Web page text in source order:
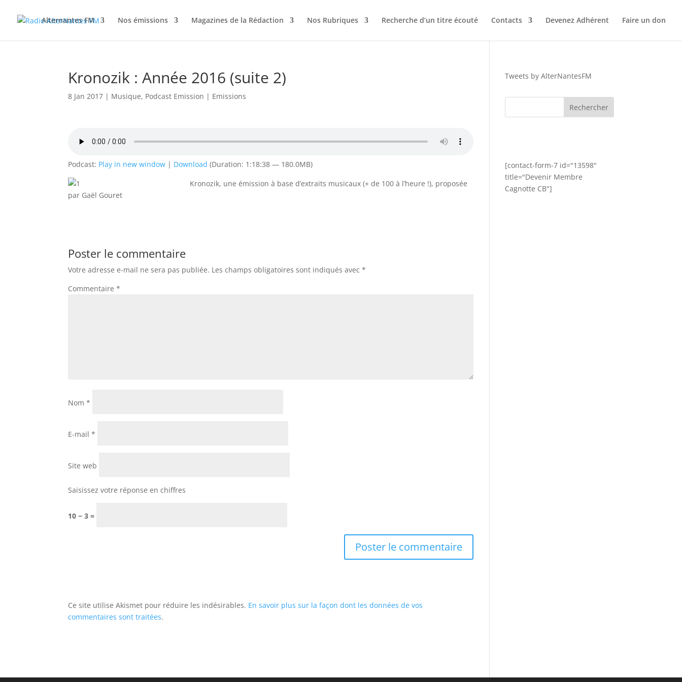
Alternantes FM Nos émissions Magazines de la Rédaction Nos Rubriques Recherche d’un titre écouté Contacts Devenez Adhérent Faire un don
Kronozik : Année 2016 (suite 2)
8 Jan 2017 | Musique, Podcast Emission | Emissions
Podcast: Play in new window | Download (Duration: 1:18:38 — 180.0MB)
Kronozik, une émission à base d’extraits musicaux (+ de 100 à l’heure !), proposée
par Gaël Gouret
Poster le commentaire
Votre adresse e-mail ne sera pas publiée. Les champs obligatoires sont indiqués avec*
Commentaire*
Nom*
E-mail*
Site web
Saisissez votre réponse en chiffres
10 − 3 =
Ce site utilise Akismet pour réduire les indésirables. En savoir plus sur la façon dont les données de vos
commentaires sont traitées.
Tweets by AlterNantesFM
[contact-form-7 id="13598"
title="Devenir Membre
Cagnotte CB"]